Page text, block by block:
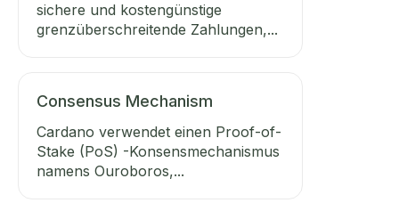
sichere und kostengünstige
grenzüberschreitende Zahlungen,...
Consensus Mechanism
Cardano verwendet einen Proof-of-
Stake (PoS) -Konsensmechanismus
namens Ouroboros,...